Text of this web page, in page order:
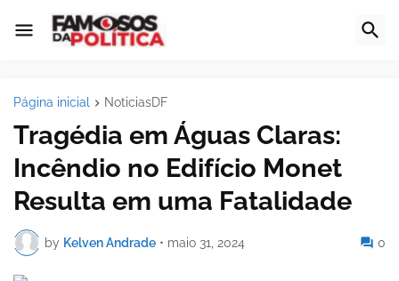
Página inicial NoticiasDF
Tragédia em Águas Claras:
Incêndio no Edifício Monet
Resulta em uma Fatalidade
by Kelven Andrade • maio 31, 2024 0